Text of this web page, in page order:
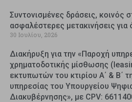
Συντονισμένες δράσεις, κοινός
ασφαλέστερες μετακινήσεις για
30 Ιουλίου, 2026
Διακήρυξη για την «Παροχή
χρηματοδοτικής μίσθωσης
εκτυπωτών του κτιρίου Α΄ & Β΄
υπηρεσίας του Υπουργείου
Διακυβέρνησης», με CPV: